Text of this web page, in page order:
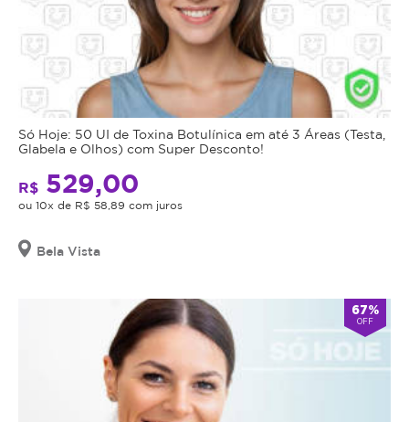
Só Hoje: 50 UI de Toxina Botulínica em até 3 Áreas (Testa,
Glabela e Olhos) com Super Desconto!
R$ 529,00
ou 10x de R$ 58,89 com juros
Bela Vista
67%
OFF